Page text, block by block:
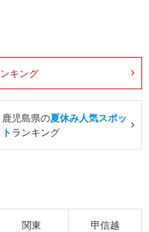
キング
鹿児島県の夏休み人気スポッ
トランキング
関東 甲信越